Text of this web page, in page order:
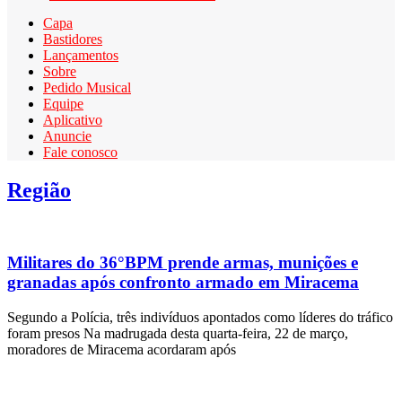
Capa
Bastidores
Lançamentos
Sobre
Pedido Musical
Equipe
Aplicativo
Anuncie
Fale conosco
Região
Militares do 36°BPM prende armas, munições e
granadas após confronto armado em Miracema
Segundo a Polícia, três indivíduos apontados como líderes do tráfico
foram presos Na madrugada desta quarta-feira, 22 de março,
moradores de Miracema acordaram após